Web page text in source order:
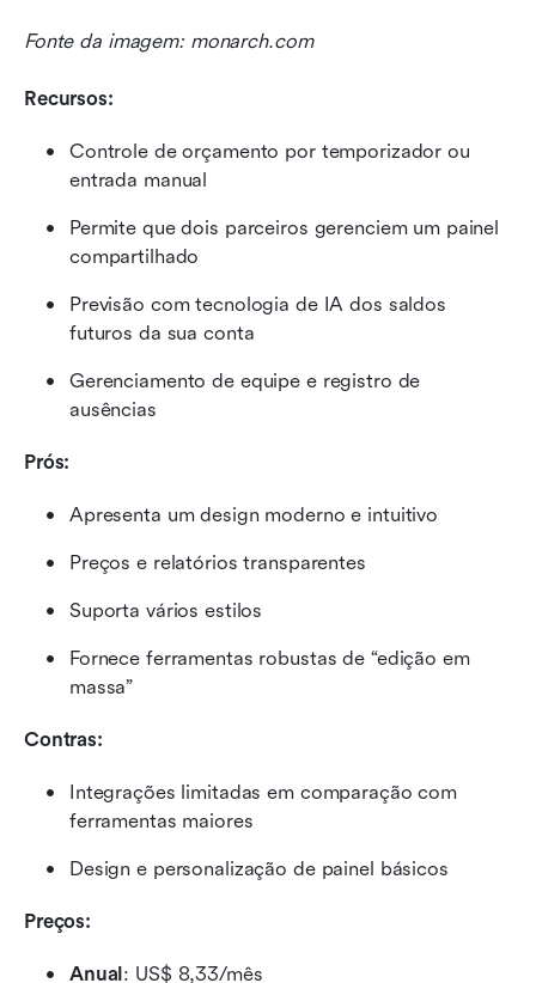
Fonte da imagem: monarch.com
Recursos:
Controle de orçamento por temporizador ou
entrada manual
Permite que dois parceiros gerenciem um painel
compartilhado
Previsão com tecnologia de IA dos saldos
futuros da sua conta
Gerenciamento de equipe e registro de
ausências
Prós:
Apresenta um design moderno e intuitivo
Preços e relatórios transparentes
Suporta vários estilos
Fornece ferramentas robustas de “edição em
massa”
Contras:
Integrações limitadas em comparação com
ferramentas maiores
Design e personalização de painel básicos
Preços:
Anual: US$ 8,33/mês